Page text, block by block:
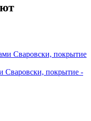
Сваровски, покрытие -